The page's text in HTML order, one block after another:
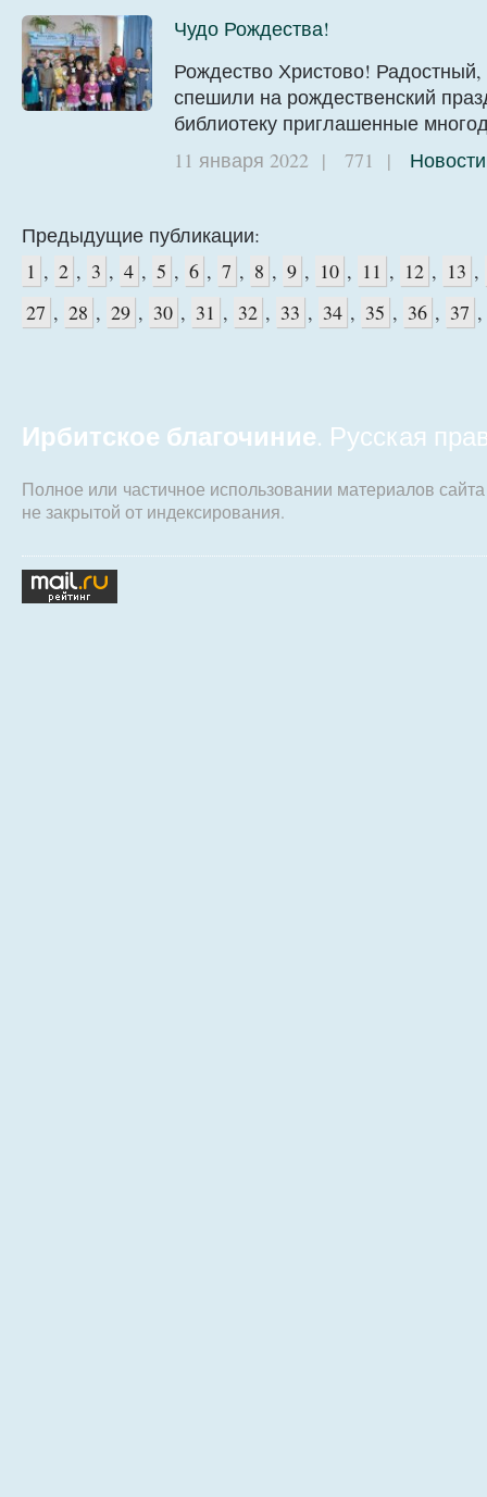
Чудо Рождества!
Рождество Христово!
спешили на рождественский
библиотеку приглашенные
11 января 2022 | 771 | Новости
Предыдущие публикации:
1 , 2 , 3 , 4 , 5 , 6 , 7 , 8 , 9 , 10 , 11 , 12 , 13 ,
27 , 28 , 29 , 30 , 31 , 32 , 33 , 34 , 35 , 36 , 37 ,
Ирбитское благочиние. Русская
Полное или частичное использовании материалов
не закрытой от индексирования.